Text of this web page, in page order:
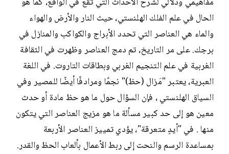
الحال في علم الفلك الهلنستي، حيث النار والأرض والهواء
والماء هي العناصر التي تحدد الأبراج والكواكب والمنازل في
برجك. على مر التاريخ، تم دمج العناصر وظهرت في الثقافة
الغربية في علم التنجيم الغربي وبطاقات التاروت. في اللغة
العبرية، يعتبر "مَزال (حظ)" نجمًا ومرادفًا أيضًا للمصير وفي
السياق الهلنستي ، فإن السؤال حول ما هو حظ مادة أو حدث
معين هو إلى حد كبير مسألة ما هو مزيج العناصر التي يتكون
منها . في "أيدٍ متعرقة"، يؤدي تمييز العناصر الأربعة
بمساعدة الرسم والنحت إلى ربط الأعمال بألعاب الحظ والقدر.